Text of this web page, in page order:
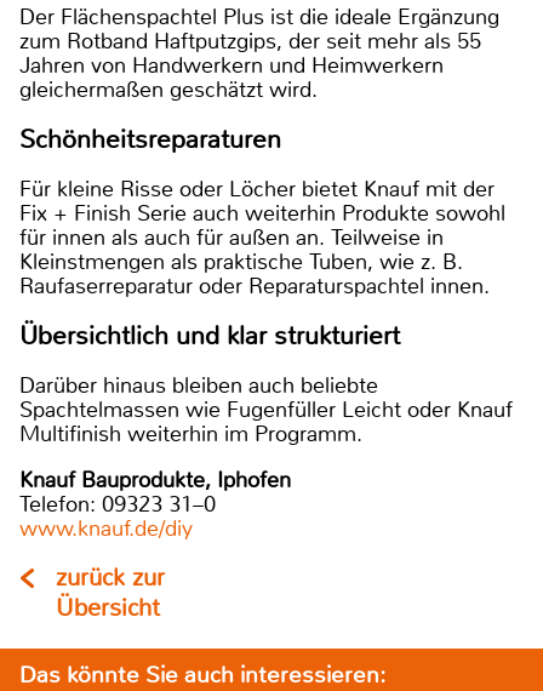
Der Flächenspachtel Plus ist die ideale Ergänzung
zum Rotband Haftputzgips, der seit mehr als 55
Jahren von Handwerkern und Heimwerkern
gleichermaßen geschätzt wird.
Schönheitsreparaturen
Für kleine Risse oder Löcher bietet Knauf mit der
Fix + Finish Serie auch weiterhin Produkte sowohl
für innen als auch für außen an. Teilweise in
Kleinstmengen als praktische Tuben, wie z. B.
Raufaserreparatur oder Reparaturspachtel innen.
Übersichtlich und klar strukturiert
Darüber hinaus bleiben auch beliebte
Spachtelmassen wie Fugenfüller Leicht oder Knauf
Multifinish weiterhin im Programm.
Knauf Bauprodukte, Iphofen
Telefon: 09323 31–0
www.knauf.de/diy
zurück zur
Übersicht
Das könnte Sie auch interessieren: